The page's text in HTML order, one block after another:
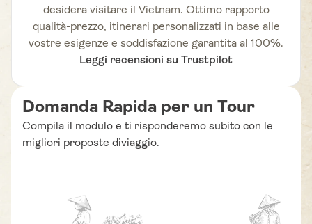
desidera visitare il Vietnam. Ottimo rapporto
qualità-prezzo, itinerari personalizzati in base alle
vostre esigenze e soddisfazione garantita al 100%.
Leggi recensioni su Trustpilot
Domanda Rapida per un Tour
Compila il modulo e ti risponderemo subito con le
migliori proposte diviaggio.